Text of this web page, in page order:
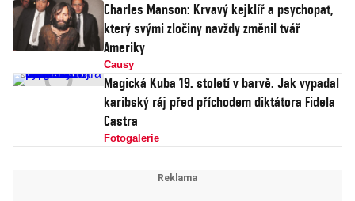
Charles Manson: Krvavý kejklíř a psychopat,
který svými zločiny navždy změnil tvář
Ameriky
Causy
Magická Kuba 19. století v barvě. Jak vypadal
karibský ráj před příchodem diktátora Fidela
Castra
Fotogalerie